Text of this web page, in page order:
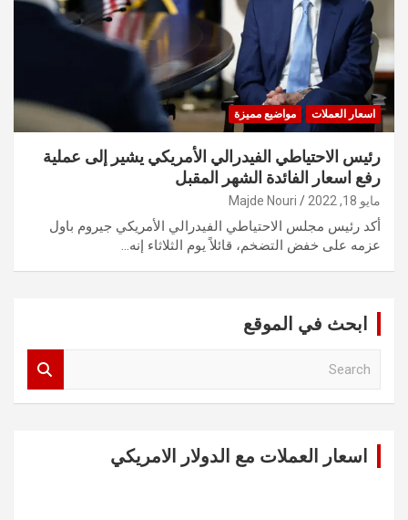
اسعار العملات مواضيع مميزة
رئيس الاحتياطي الفيدرالي الأمريكي يشير إلى عملية
رفع اسعار الفائدة الشهر المقبل
مايو 18, 2022 Majde Nouri
أكد رئيس مجلس الاحتياطي الفيدرالي الأمريكي جيروم باول
عزمه على خفض التضخم، قائلاً يوم الثلاثاء إنه…
ابحث في الموقع
اسعار العملات مع الدولار الامريكي